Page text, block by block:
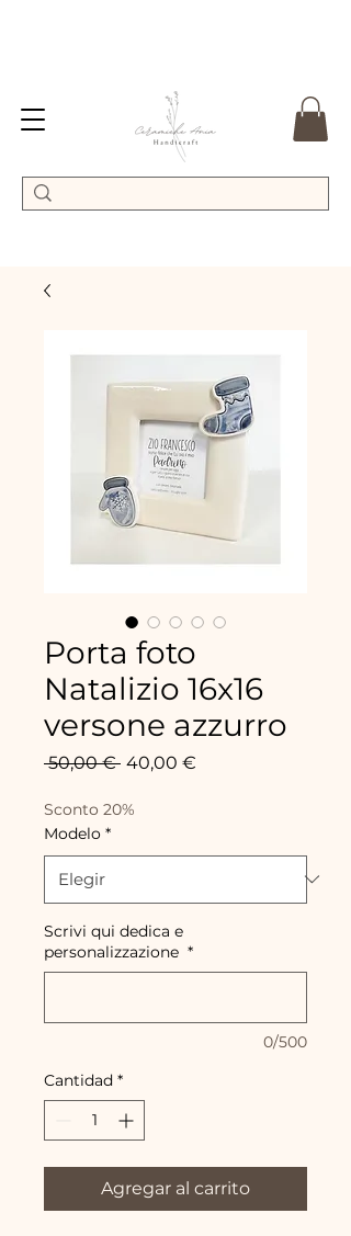
Porta foto
Natalizio 16x16
versone azzurro
50,00 € Precio
40,00 €
Sconto 20%
Modelo *
Scrivi qui dedica e
personalizzazione *
0/500
Cantidad *
Agregar al carrito